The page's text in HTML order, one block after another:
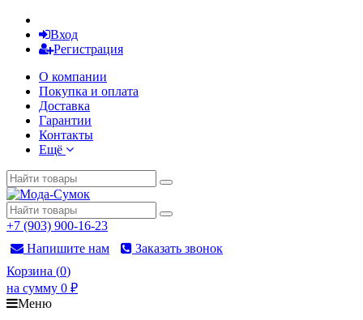
Вход
Регистрация
О компании
Покупка и оплата
Доставка
Гарантии
Контакты
Ещё
+7 (903) 900-16-23
Напишите нам
Заказать звонок
Корзина (0)
на сумму 0 ₽
Меню